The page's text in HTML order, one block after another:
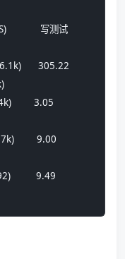
写测试
305.22
3.05
9.00
9.49